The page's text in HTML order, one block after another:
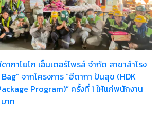
าโยโก เอ็นเตอร์ไพรส์ จำกัด สาขาสำโรง
จากโครงการ “ฮีดากา ปันสุข (HDK
Program)” ครั้งที่ 1 ให้แก่พนักงาน
าท